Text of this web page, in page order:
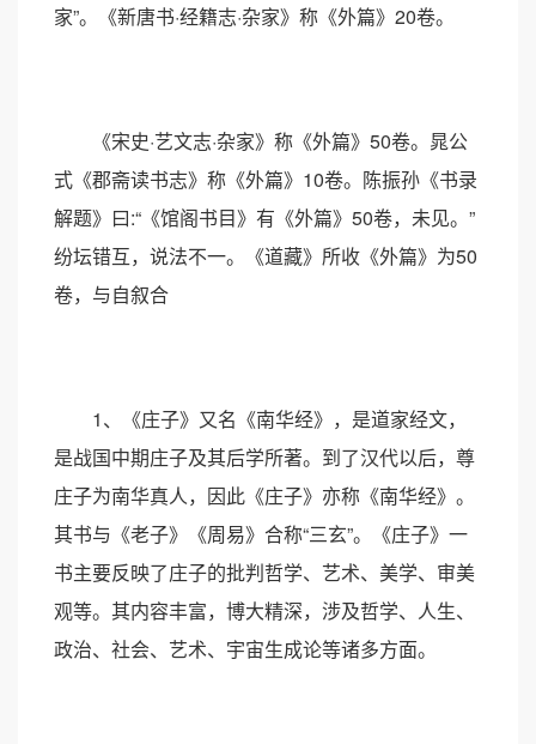
家”。《新唐书·经籍志·杂家》称《外篇》20卷。
《宋史·艺文志·杂家》称《外篇》50卷。晁公
式《郡斋读书志》称《外篇》10卷。陈振孙《书录
解题》曰:“《馆阁书目》有《外篇》50卷，未见。”
纷坛错互，说法不一。《道藏》所收《外篇》为50
卷，与自叙合
1、《庄子》又名《南华经》，是道家经文，
是战国中期庄子及其后学所著。到了汉代以后，尊
庄子为南华真人，因此《庄子》亦称《南华经》。
其书与《老子》《周易》合称“三玄”。《庄子》一
书主要反映了庄子的批判哲学、艺术、美学、审美
观等。其内容丰富，博大精深，涉及哲学、人生、
政治、社会、艺术、宇宙生成论等诸多方面。